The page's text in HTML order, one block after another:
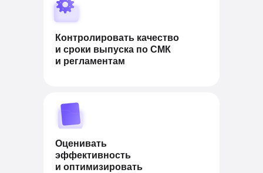
Контролировать качество
и сроки выпуска по СМК
и регламентам
Оценивать
эффективность
и оптимизировать